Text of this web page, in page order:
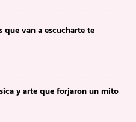
que van a escucharte te
y arte que forjaron un mito